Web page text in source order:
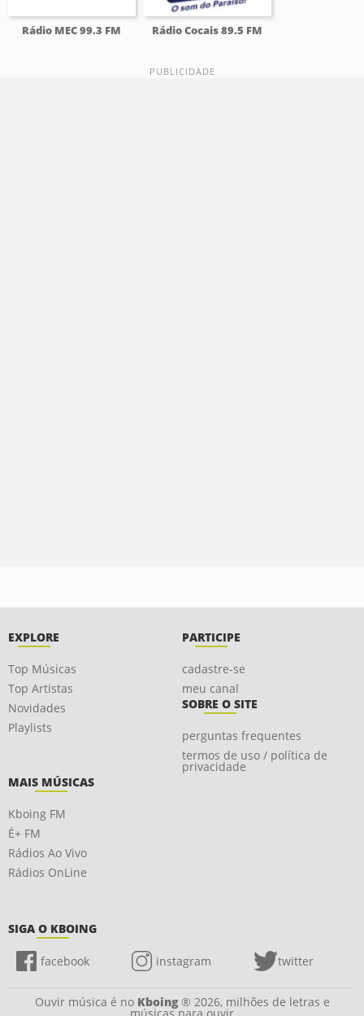
Rádio MEC 99.3 FM Rádio Cocais 89.5 FM
EXPLORE
Top Músicas
Top Artistas
Novidades
Playlists
PARTICIPE
cadastre-se
meu canal
SOBRE O SITE
perguntas frequentes
termos de uso / política de
privacidade
MAIS MÚSICAS
Kboing FM
É+ FM
Rádios Ao Vivo
Rádios OnLine
SIGA O KBOING
facebook instagram twitter
Ouvir música é no Kboing® 2026, milhões de letras e
músicas para ouvir